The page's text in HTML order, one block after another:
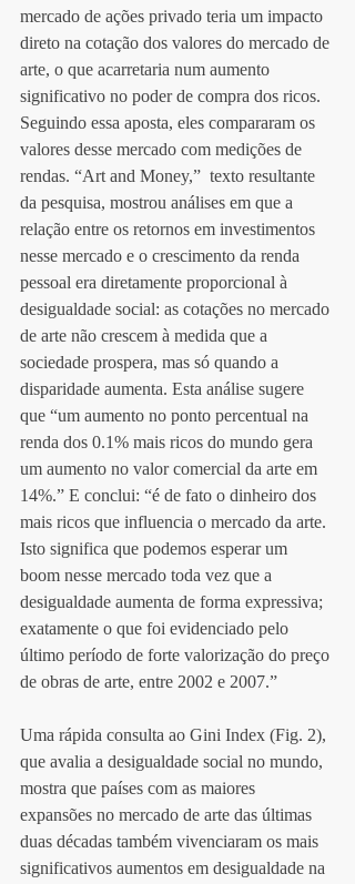
mercado de ações privado teria um impacto
direto na cotação dos valores do mercado de
arte, o que acarretaria num aumento
significativo no poder de compra dos ricos.
Seguindo essa aposta, eles compararam os
valores desse mercado com medições de
rendas. “Art and Money,”  texto resultante
da pesquisa, mostrou análises em que a
relação entre os retornos em investimentos
nesse mercado e o crescimento da renda
pessoal era diretamente proporcional à
desigualdade social: as cotações no mercado
de arte não crescem à medida que a
sociedade prospera, mas só quando a
disparidade aumenta. Esta análise sugere
que “um aumento no ponto percentual na
renda dos 0.1% mais ricos do mundo gera
um aumento no valor comercial da arte em
14%.” E conclui: “é de fato o dinheiro dos
mais ricos que influencia o mercado da arte.
Isto significa que podemos esperar um
boom nesse mercado toda vez que a
desigualdade aumenta de forma expressiva;
exatamente o que foi evidenciado pelo
último período de forte valorização do preço
de obras de arte, entre 2002 e 2007.”
Uma rápida consulta ao Gini Index (Fig. 2),
que avalia a desigualdade social no mundo,
mostra que países com as maiores
expansões no mercado de arte das últimas
duas décadas também vivenciaram os mais
significativos aumentos em desigualdade na